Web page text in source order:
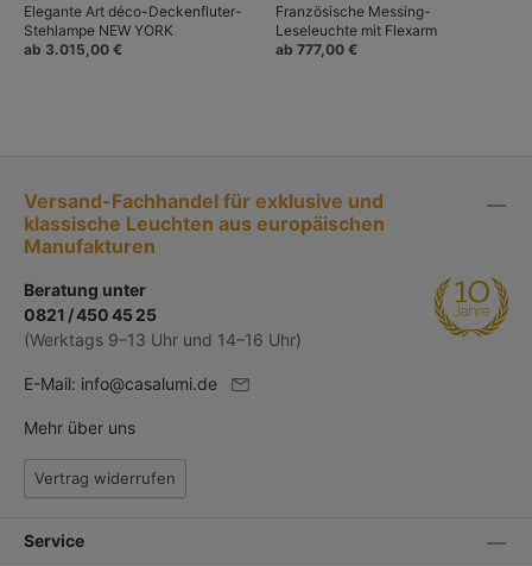
Elegante Art déco-Deckenfluter-
Stehlampe NEW YORK
ab 3.015,00 €
Französische Messing-
Leseleuchte mit Flexarm
ab 777,00 €
Versand-Fachhandel für exklusive und
klassische Leuchten aus europäischen
Manufakturen
Beratung unter
0821 / 450 45 25
(Werktags 9–13 Uhr und 14–16 Uhr)
E-Mail: info@casalumi.de
Mehr über uns
Vertrag widerrufen
Service